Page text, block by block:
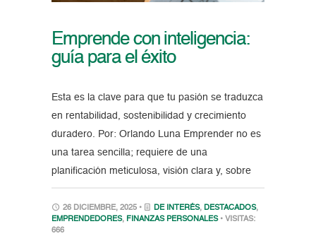
Emprende con inteligencia:
guía para el éxito
Esta es la clave para que tu pasión se traduzca
en rentabilidad, sostenibilidad y crecimiento
duradero. Por: Orlando Luna Emprender no es
una tarea sencilla; requiere de una
planificación meticulosa, visión clara y, sobre
26 DICIEMBRE, 2025 • DE INTERÉS, DESTACADOS,
EMPRENDEDORES, FINANZAS PERSONALES • VISITAS:
666